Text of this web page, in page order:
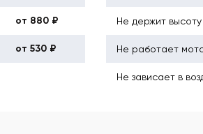
от 880 ₽
от 530 ₽
Не держит высоту
Не работает
Не зависает в